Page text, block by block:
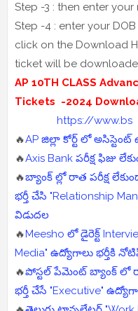
Step -3 : then enter
Step -4 : enter your
click on the Download
ticket will be
AP 10TH CLASS
Tickets -2024
https://www.bs
🔥AP జిల్లా కోర్ట్ లో
🔥Axis Bank పరీక్ష ఫిజు
🔥బ్యాంక్ ల్లో రాత పరీక్ష
భర్తీ చేసి "Relationship
విడుదల
🔥Meesho లో డైరెక్ట్
Media" ఉద్యోగాలు భర్తీకి
🔥పోస్టల్ పేమెంట్ బ్యాంక్ లో
భర్తీ చేసే "Executive"